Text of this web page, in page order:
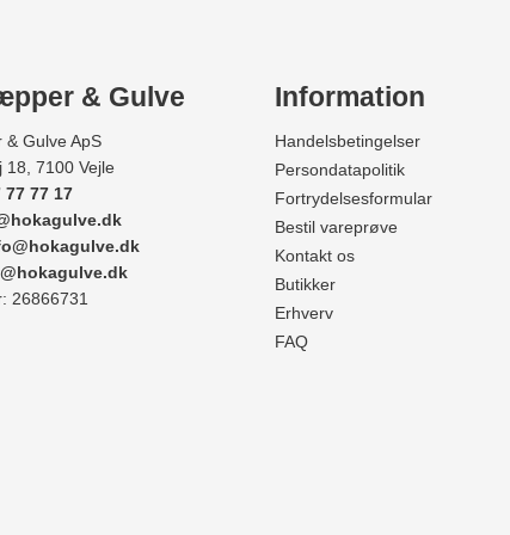
& Gulve
Gulve ApS
18, 7100 Vejle
77 77 17
26866731
Information
Handelsbetingelser
Persondatapolitik
Fortrydelsesformular
Bestil vareprøve
Kontakt os
Butikker
Erhverv
FAQ